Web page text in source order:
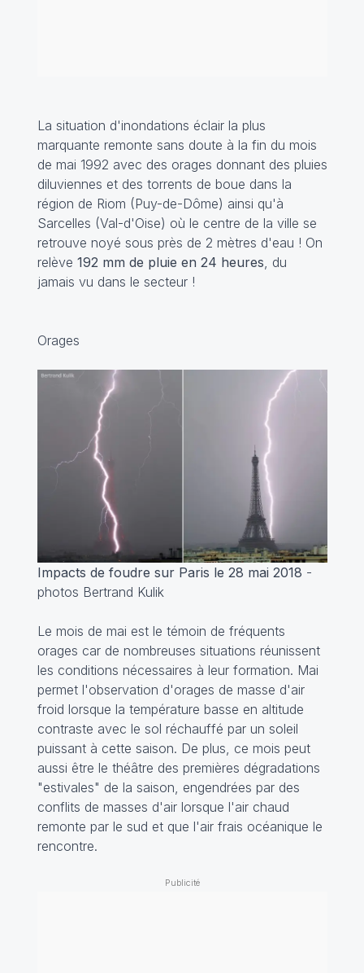
La situation d'inondations éclair la plus
marquante remonte sans doute à la fin du mois
de mai 1992 avec des orages donnant des pluies
diluviennes et des torrents de boue dans la
région de Riom (Puy-de-Dôme) ainsi qu'à
Sarcelles (Val-d'Oise) où le centre de la ville se
retrouve noyé sous près de 2 mètres d'eau ! On
relève 192 mm de pluie en 24 heures, du
jamais vu dans le secteur !
Orages
Impacts de foudre sur Paris le 28 mai 2018 -
photos Bertrand Kulik
Le mois de mai est le témoin de fréquents
orages car de nombreuses situations réunissent
les conditions nécessaires à leur formation. Mai
permet l'observation d'orages de masse d'air
froid lorsque la température basse en altitude
contraste avec le sol réchauffé par un soleil
puissant à cette saison. De plus, ce mois peut
aussi être le théâtre des premières dégradations
"estivales" de la saison, engendrées par des
conflits de masses d'air lorsque l'air chaud
remonte par le sud et que l'air frais océanique le
rencontre.